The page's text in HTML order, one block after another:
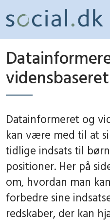
Datainformeret og
kan være med til at
tidlige indsats til
positioner. Her på
om, hvordan man
forbedre sine
redskaber, der kan